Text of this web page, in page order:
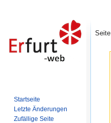
Seite
Startseite
Letzte Änderungen
Zufällige Seite